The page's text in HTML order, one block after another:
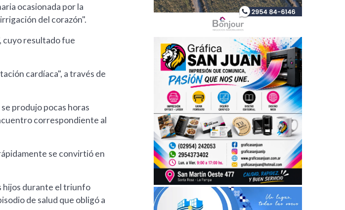
ocasionada por la
del corazón".
cuyo resultado fue
cardíaca", a través de
produjo pocas horas
correspondiente al
se convirtió en
hijos durante el triunfo
de salud que obligó a